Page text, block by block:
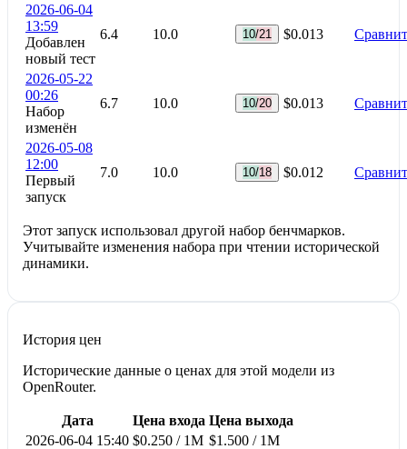
2026-06-04
13:59
Добавлен
новый тест
6.4 10.0 10/21 $0.013
2026-05-22
00:26
Набор
изменён
6.7 10.0 10/20 $0.013
2026-05-08
12:00
Первый
запуск
7.0 10.0 10/18 $0.012
Этот запуск использовал другой набор бенчмарков.
Учитывайте изменения набора при чтении исторической
динамики.
История цен
Исторические данные о ценах для этой модели из
OpenRouter.
Дата Цена входа Цена выхода
2026-06-04 15:40 $0.250 / 1M $1.500 / 1M